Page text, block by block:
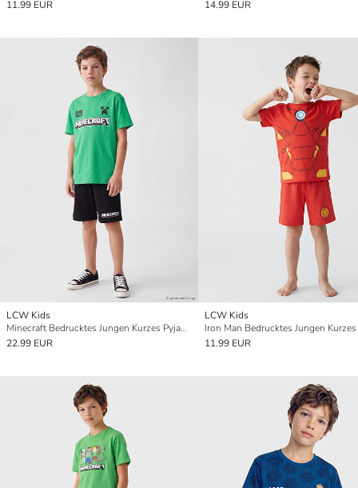
11.99 EUR 14.99 EUR
LCW Kids
Minecraft Bedrucktes Jungen Kurzes Pyjama-Set
22.99 EUR
LCW Kids
11.99 EUR